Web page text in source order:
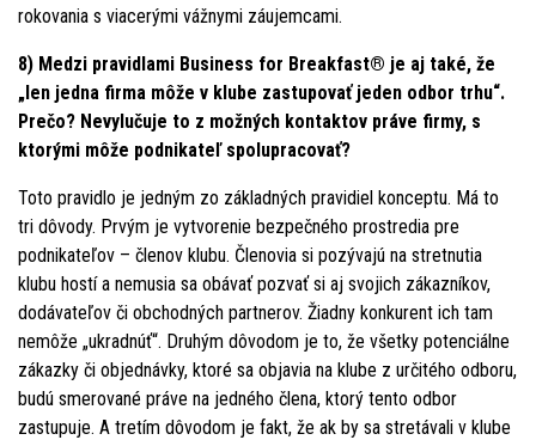
rokovania s viacerými vážnymi záujemcami.
8) Medzi pravidlami Business for Breakfast® je aj také, že
„len jedna firma môže v klube zastupovať jeden odbor trhu“.
Prečo? Nevylučuje to z možných kontaktov práve firmy, s
ktorými môže podnikateľ spolupracovať?
Toto pravidlo je jedným zo základných pravidiel konceptu. Má to
tri dôvody. Prvým je vytvorenie bezpečného prostredia pre
podnikateľov – členov klubu. Členovia si pozývajú na stretnutia
klubu hostí a nemusia sa obávať pozvať si aj svojich zákazníkov,
dodávateľov či obchodných partnerov. Žiadny konkurent ich tam
nemôže „ukradnúť“. Druhým dôvodom je to, že všetky potenciálne
zákazky či objednávky, ktoré sa objavia na klube z určitého odboru,
budú smerované práve na jedného člena, ktorý tento odbor
zastupuje. A tretím dôvodom je fakt, že ak by sa stretávali v klube